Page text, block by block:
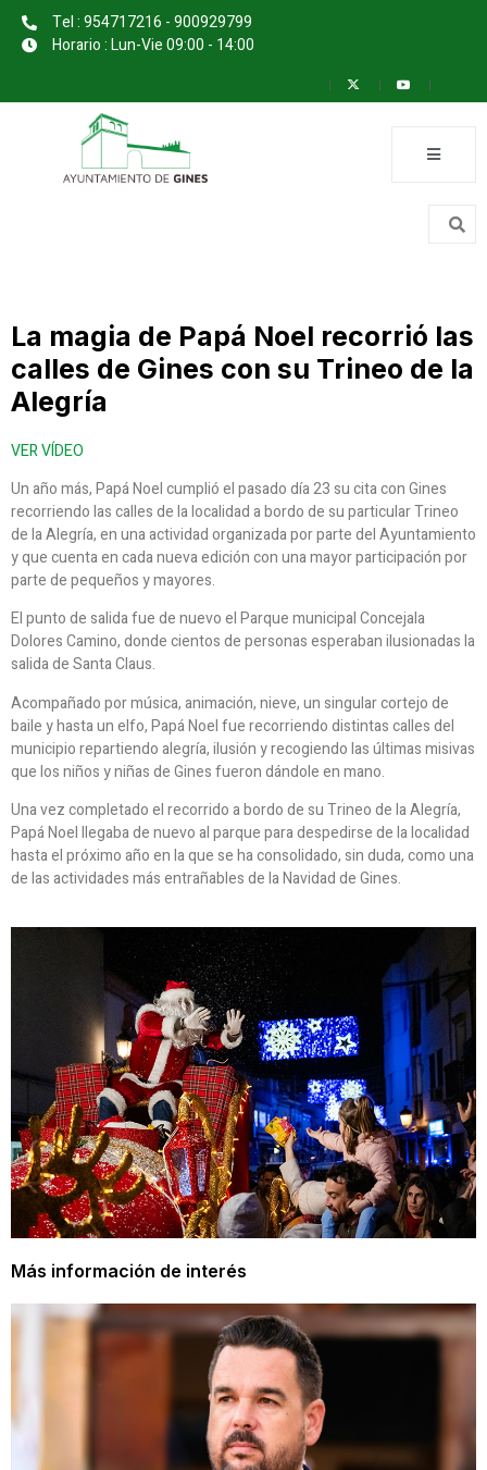
Tel : 954717216 - 900929799
Horario : Lun-Vie 09:00 - 14:00
La magia de Papá Noel recorrió las
calles de Gines con su Trineo de la
Alegría
VER VÍDEO
Un año más, Papá Noel cumplió el pasado día 23 su cita con Gines
recorriendo las calles de la localidad a bordo de su particular Trineo
de la Alegría, en una actividad organizada por parte del Ayuntamiento
y que cuenta en cada nueva edición con una mayor participación por
parte de pequeños y mayores.
El punto de salida fue de nuevo el Parque municipal Concejala
Dolores Camino, donde cientos de personas esperaban ilusionadas la
salida de Santa Claus.
Acompañado por música, animación, nieve, un singular cortejo de
baile y hasta un elfo, Papá Noel fue recorriendo distintas calles del
municipio repartiendo alegría, ilusión y recogiendo las últimas misivas
que los niños y niñas de Gines fueron dándole en mano.
Una vez completado el recorrido a bordo de su Trineo de la Alegría,
Papá Noel llegaba de nuevo al parque para despedirse de la localidad
hasta el próximo año en la que se ha consolidado, sin duda, como una
de las actividades más entrañables de la Navidad de Gines.
Más información de interés